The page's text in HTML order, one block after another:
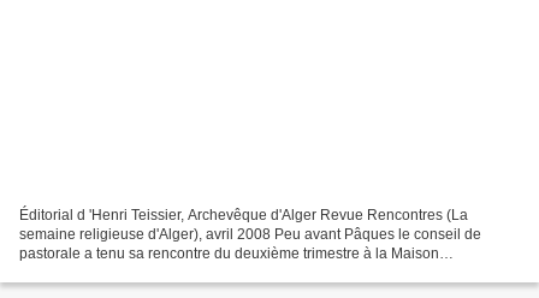
Éditorial d 'Henri Teissier, Archevêque d'Alger Revue Rencontres (La
semaine religieuse d'Alger), avril 2008 Peu avant Pâques le conseil de
pastorale a tenu sa rencontre du deuxième trimestre à la Maison